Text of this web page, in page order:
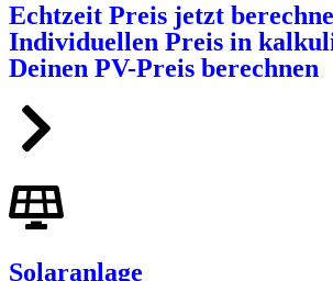
Echtzeit Preis jetzt
Individuellen Preis in
Deinen PV-Preis berechnen
Solaranlage